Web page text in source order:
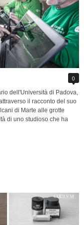
0
dell'Università di Padova,
il racconto del suo
di Marte alle grotte
di uno studioso che ha